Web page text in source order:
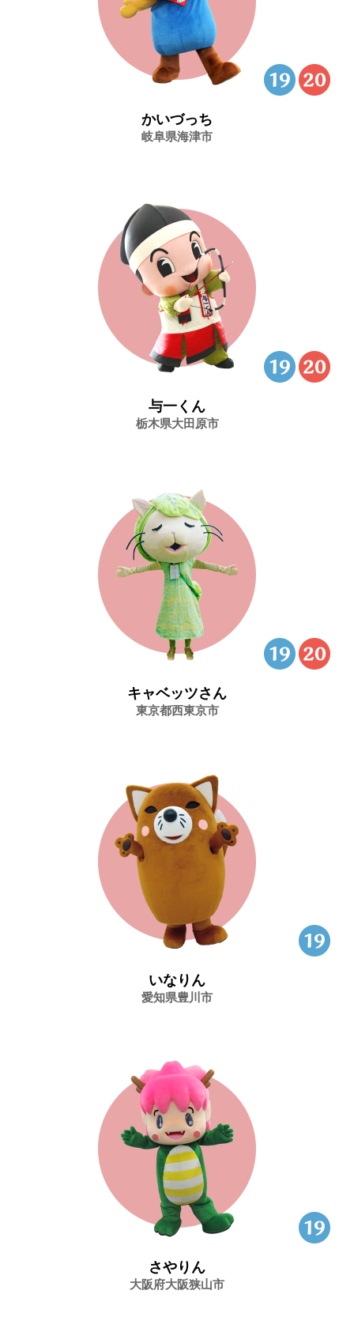
かいづっち
岐阜県海津市
与一くん
栃木県大田原市
キャベッツさん
東京都西東京市
いなりん
愛知県豊川市
さやりん
大阪府大阪狭山市